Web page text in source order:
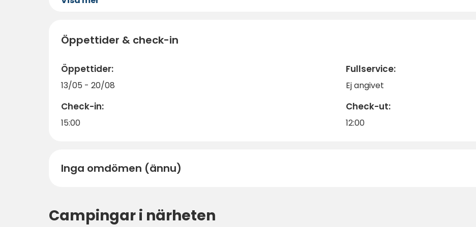
Öppettider & check-in
Öppettider:
13/05 - 20/08
Fullservice:
Ej angivet
Check-in:
15:00
Check-ut:
12:00
Inga omdömen (ännu)
Campingar i närheten